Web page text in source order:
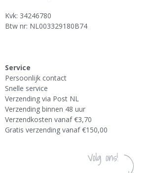
Kvk: 34246780
Btw nr: NL003329180B74
Service
Persoonlijk contact
Snelle service
Verzending via Post NL
Verzending binnen 48 uur
Verzendkosten vanaf €3,70
Gratis verzending vanaf €150,00